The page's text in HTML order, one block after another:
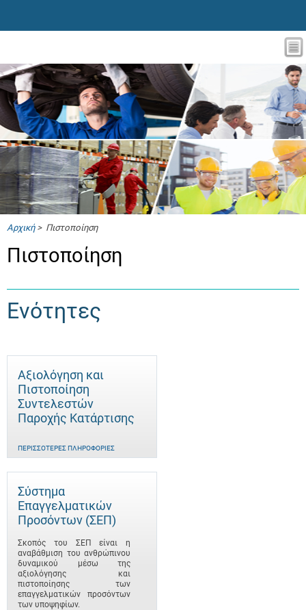
Αρχική> Πιστοποίηση
Πιστοποίηση
Ενότητες
Αξιολόγηση και
Πιστοποίηση
Συντελεστών
Παροχής Κατάρτισης
ΠΕΡΙΣΣΌΤΕΡΕΣ ΠΛΗΡΟΦΟΡΊΕΣ
Σύστημα
Επαγγελματικών
Προσόντων (ΣΕΠ)
Σκοπός του ΣΕΠ είναι η
αναβάθμιση του ανθρώπινου
δυναμικού μέσω της
αξιολόγησης και
πιστοποίησης των
επαγγελματικών προσόντων
των υποψηφίων.